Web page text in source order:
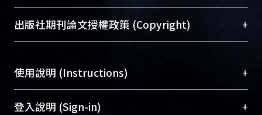
To permanently archive and promote researcher
profiles and scholarly works, Library integrates the
services of “NTU Repository” with “Academic
開放取用是從使用者角度提升資訊取用性的社會運
動，應用在學術研究上是透過將研究著作公開供使
用逐年攀升。同時可加速研究發展、提升研究影響
Archive）平台。 （點選深入了解OA）
出版社期刊論文授權政策 (Copyright) +
含部分內容的版權非匯入者所有，或由第三方贊
助與合作完成，請確認該版權所有者及第三方同
意提供此授權。
使用說明 (Instructions) +
網站簡介(Quickstart Guide)
登入說明 (Sign-in) +